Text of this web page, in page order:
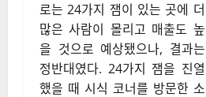
로는 24가지 잼이 있는 곳에 더
많은 사람이 몰리고 매출도 높
을 것으로 예상됐으나, 결과는
정반대였다. 24가지 잼을 진열
했을 때 시식 코너를 방문한 소